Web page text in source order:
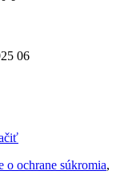
06
o ochrane súkromia,